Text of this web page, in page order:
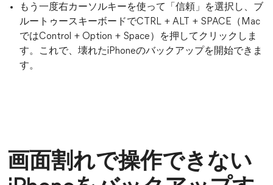
もう一度右カーソルキーを使って「信頼」を選択し、ブ
ルートゥースキーボードでCTRL + ALT + SPACE（Mac
ではControl + Option + Space）を押してクリックしま
す。これで、壊れたiPhoneのバックアップを開始できま
す。
画面割れで操作できない